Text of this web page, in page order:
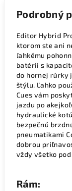
Podrobný
Editor Hybrid
ktorom ste ani
ľahkému
batérii s
do hornej rúrky
štýlu. Ľahko
Cues vám
jazdu po
hydraulické
bezpečnú
pneumatikami
dobrou
vždy všetko
Rám: